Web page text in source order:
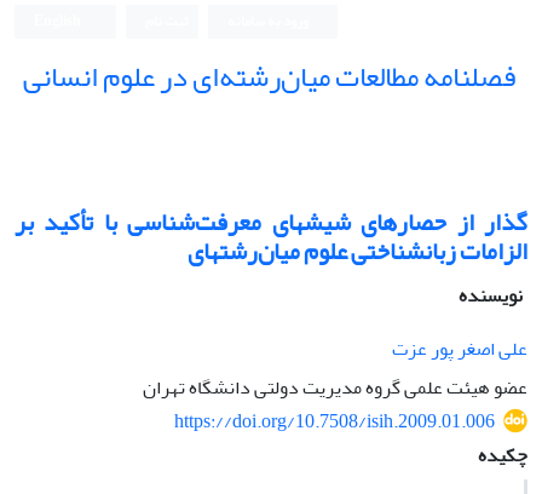
فصلنامه مطالعات میان‌رشته‌ای در علوم انسانی
گذار از حصارهای شیشه‎ای معرفت‌شناسی با تأکید بر
الزامات زبان‎شناختی علوم میان‌رشته‎ای
نویسنده
علی اصغر پور عزت
عضو هیئت علمی گروه مدیریت دولتی دانشگاه تهران
https://doi.org/10.7508/isih.2009.01.006
چکیده